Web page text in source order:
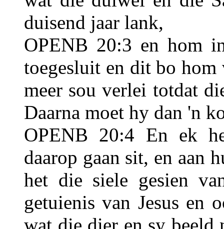
duisend jaar lank,
OPENB 20:3 en hom
toegesluit en dit bo hom
meer sou verlei totdat
Daarna moet hy dan 'n
OPENB 20:4 En ek
daarop gaan sit, en aan
het die siele gesien
getuienis van Jesus en